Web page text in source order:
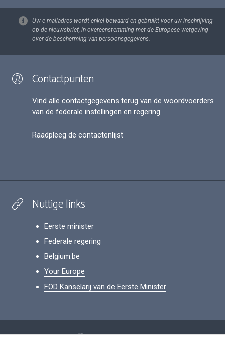
Uw e-mailadres wordt enkel bewaard en gebruikt voor uw inschrijving
op de nieuwsbrief, in overeenstemming met de Europese wetgeving
over de bescherming van persoonsgegevens.
Contactpunten
Vind alle contactgegevens terug van de woordvoerders
van de federale instellingen en regering.
Raadpleeg de contactenlijst
Nuttige links
Eerste minister
Federale regering
Belgium.be
Your Europe
FOD Kanselarij van de Eerste Minister
Persoonsgegevens